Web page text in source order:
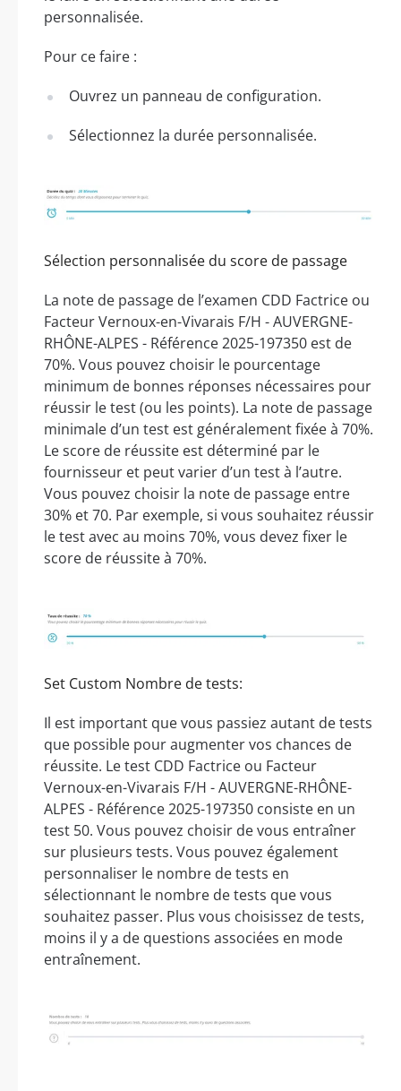
personnalisée.
Pour ce faire :
Ouvrez un panneau de configuration.
Sélectionnez la durée personnalisée.
Sélection personnalisée du score de passage
La note de passage de l’examen CDD Factrice ou
Facteur Vernoux-en-Vivarais F/H - AUVERGNE-
RHÔNE-ALPES - Référence 2025-197350 est de
70%. Vous pouvez choisir le pourcentage
minimum de bonnes réponses nécessaires pour
réussir le test (ou les points). La note de passage
minimale d’un test est généralement fixée à 70%.
Le score de réussite est déterminé par le
fournisseur et peut varier d’un test à l’autre.
Vous pouvez choisir la note de passage entre
30% et 70. Par exemple, si vous souhaitez réussir
le test avec au moins 70%, vous devez fixer le
score de réussite à 70%.
Set Custom Nombre de tests:
Il est important que vous passiez autant de tests
que possible pour augmenter vos chances de
réussite. Le test CDD Factrice ou Facteur
Vernoux-en-Vivarais F/H - AUVERGNE-RHÔNE-
ALPES - Référence 2025-197350 consiste en un
test 50. Vous pouvez choisir de vous entraîner
sur plusieurs tests. Vous pouvez également
personnaliser le nombre de tests en
sélectionnant le nombre de tests que vous
souhaitez passer. Plus vous choisissez de tests,
moins il y a de questions associées en mode
entraînement.